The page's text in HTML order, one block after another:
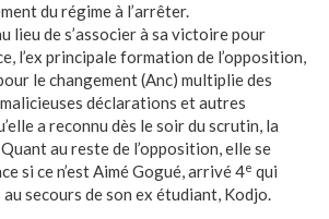
du régime à l’arrêter.
lieu de s’associer à sa victoire pour
l’ex principale formation de l’opposition,
le changement (Anc) multiplie des
déclarations et autres
a reconnu dès le soir du scrutin, la
au reste de l’opposition, elle se
si ce n’est Aimé Gogué, arrivé 4e qui
secours de son ex étudiant, Kodjo.